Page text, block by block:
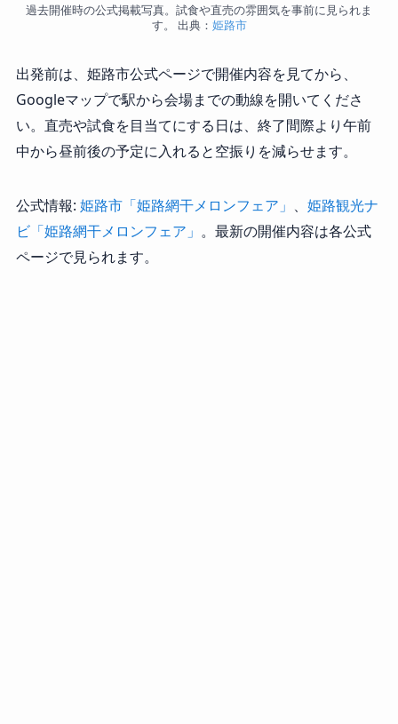
過去開催時の公式掲載写真。試食や直売の雰囲気を事前に見られま
す。 出典： 姫路市
出発前は、姫路市公式ページで開催内容を見てから、
Googleマップで駅から会場までの動線を開いてくださ
い。直売や試食を目当てにする日は、終了間際より午前
中から昼前後の予定に入れると空振りを減らせます。
公式情報: 姫路市「姫路網干メロンフェア」 、 姫路観光ナ
ビ「姫路網干メロンフェア」 。最新の開催内容は各公式
ページで見られます。